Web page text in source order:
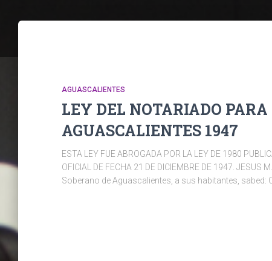
AGUASCALIENTES
LEY DEL NOTARIADO PARA
AGUASCALIENTES 1947
ESTA LEY FUE ABROGADA POR LA LEY DE 1980
OFICIAL DE FECHA 21 DE DICIEMBRE DE 1947.
Soberano de Aguascalientes, a sus habitantes, sabed: